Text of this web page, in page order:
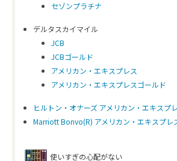
セゾンプラチナ
デルタスカイマイル
JCB
JCBゴールド
アメリカン・エキスプレス
アメリカン・エキスプレスゴールド
ヒルトン・オナーズ アメリカン・エキスプ
Marriott Bonvo(R) アメリカン・エキスプレ
使いすぎの心配がない